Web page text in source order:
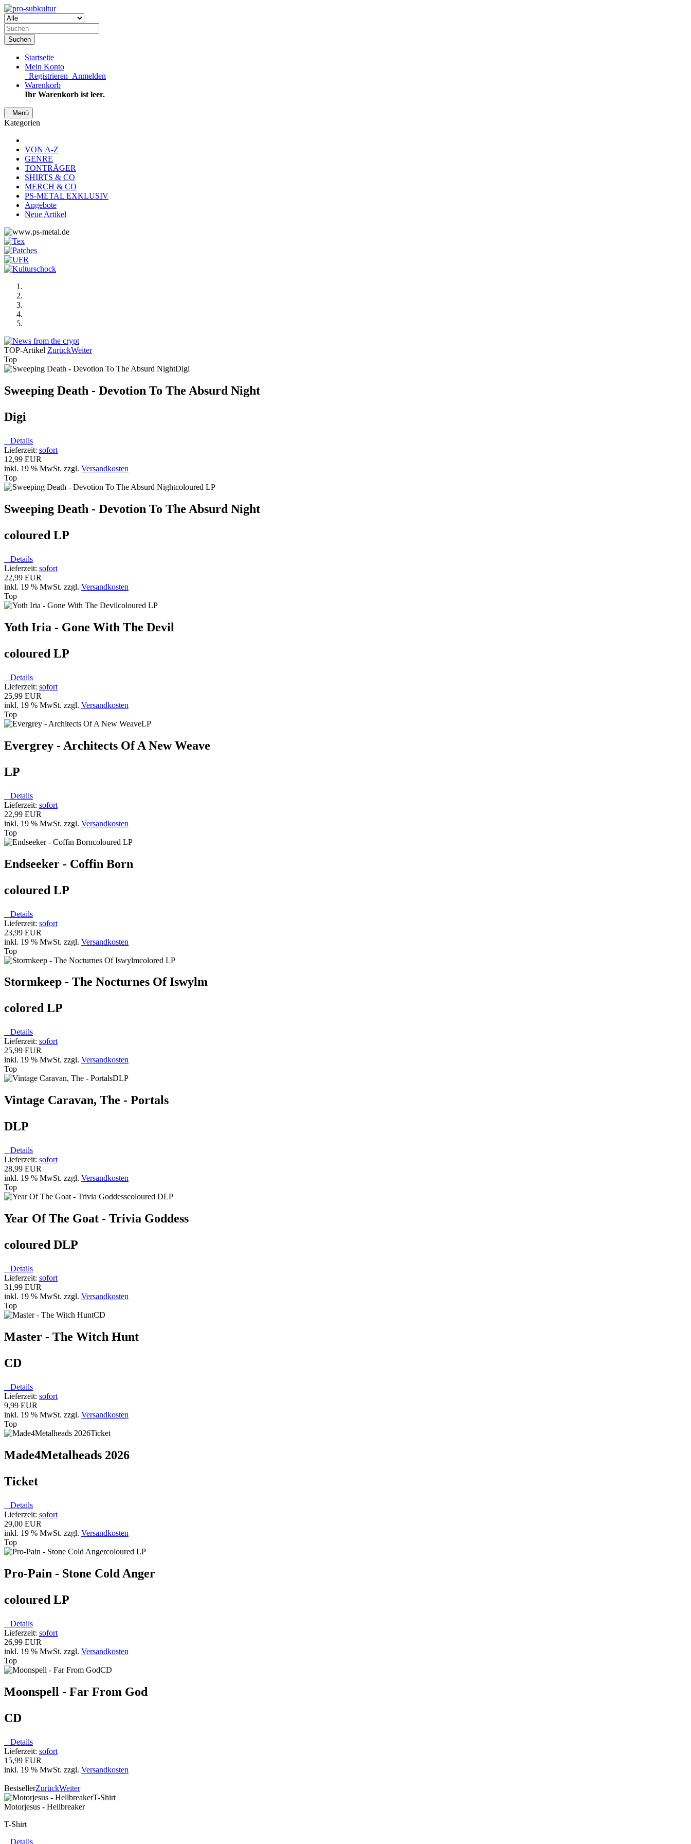
Suchen
Startseite
Mein Konto
Registrieren Anmelden
Warenkorb
Ihr Warenkorb ist leer.
Menü
Kategorien
VON A-Z
GENRE
TONTRÄGER
SHIRTS & CO
MERCH & CO
PS-METAL EXKLUSIV
Angebote
Neue Artikel
TOP-Artikel ZurückWeiter
Top
Sweeping Death - Devotion To The Absurd Night
Digi
Details
Lieferzeit: sofort
12,99 EUR
inkl. 19 % MwSt. zzgl. Versandkosten
Top
Sweeping Death - Devotion To The Absurd Night
coloured LP
Details
Lieferzeit: sofort
22,99 EUR
inkl. 19 % MwSt. zzgl. Versandkosten
Top
Yoth Iria - Gone With The Devil
coloured LP
Details
Lieferzeit: sofort
25,99 EUR
inkl. 19 % MwSt. zzgl. Versandkosten
Top
Evergrey - Architects Of A New Weave
LP
Details
Lieferzeit: sofort
22,99 EUR
inkl. 19 % MwSt. zzgl. Versandkosten
Top
Endseeker - Coffin Born
coloured LP
Details
Lieferzeit: sofort
23,99 EUR
inkl. 19 % MwSt. zzgl. Versandkosten
Top
Stormkeep - The Nocturnes Of Iswylm
colored LP
Details
Lieferzeit: sofort
25,99 EUR
inkl. 19 % MwSt. zzgl. Versandkosten
Top
Vintage Caravan, The - Portals
DLP
Details
Lieferzeit: sofort
28,99 EUR
inkl. 19 % MwSt. zzgl. Versandkosten
Top
Year Of The Goat - Trivia Goddess
coloured DLP
Details
Lieferzeit: sofort
31,99 EUR
inkl. 19 % MwSt. zzgl. Versandkosten
Top
Master - The Witch Hunt
CD
Details
Lieferzeit: sofort
9,99 EUR
inkl. 19 % MwSt. zzgl. Versandkosten
Top
Made4Metalheads 2026
Ticket
Details
Lieferzeit: sofort
29,00 EUR
inkl. 19 % MwSt. zzgl. Versandkosten
Top
Pro-Pain - Stone Cold Anger
coloured LP
Details
Lieferzeit: sofort
26,99 EUR
inkl. 19 % MwSt. zzgl. Versandkosten
Top
Moonspell - Far From God
CD
Details
Lieferzeit: sofort
15,99 EUR
inkl. 19 % MwSt. zzgl. Versandkosten
BestsellerZurückWeiter
Motorjesus - Hellbreaker
T-Shirt
Details